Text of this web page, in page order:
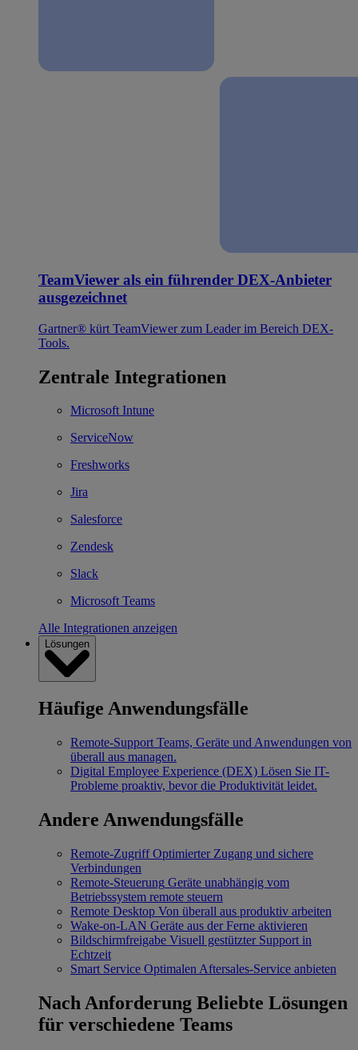
TeamViewer als ein führender DEX-Anbieter
ausgezeichnet
Gartner® kürt TeamViewer zum Leader im Bereich DEX-
Tools.
Zentrale Integrationen
Microsoft Intune
ServiceNow
Freshworks
Jira
Salesforce
Zendesk
Slack
Microsoft Teams
Alle Integrationen anzeigen
Lösungen
Häufige Anwendungsfälle
Remote-Support Teams, Geräte und Anwendungen von
überall aus managen.
Digital Employee Experience (DEX) Lösen Sie IT-
Probleme proaktiv, bevor die Produktivität leidet.
Andere Anwendungsfälle
Remote-Zugriff Optimierter Zugang und sichere
Verbindungen
Remote-Steuerung Geräte unabhängig vom
Betriebssystem remote steuern
Remote Desktop Von überall aus produktiv arbeiten
Wake-on-LAN Geräte aus der Ferne aktivieren
Bildschirmfreigabe Visuell gestützter Support in
Echtzeit
Smart Service Optimalen Aftersales-Service anbieten
Nach Anforderung Beliebte Lösungen
für verschiedene Teams